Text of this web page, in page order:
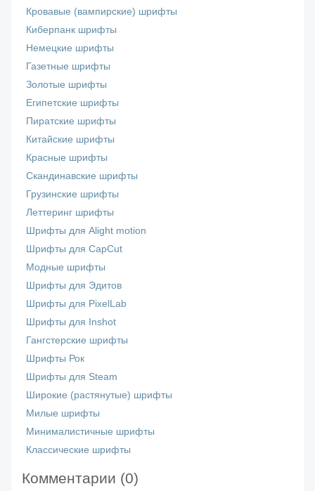
Кровавые (вампирские) шрифты
Киберпанк шрифты
Немецкие шрифты
Газетные шрифты
Золотые шрифты
Египетские шрифты
Пиратские шрифты
Китайские шрифты
Красные шрифты
Скандинавские шрифты
Грузинские шрифты
Леттеринг шрифты
Шрифты для Alight motion
Шрифты для CapCut
Модные шрифты
Шрифты для Эдитов
Шрифты для PixelLab
Шрифты для Inshot
Гангстерские шрифты
Шрифты Рок
Шрифты для Steam
Широкие (растянутые) шрифты
Милые шрифты
Минималистичные шрифты
Классические шрифты
Комментарии (0)